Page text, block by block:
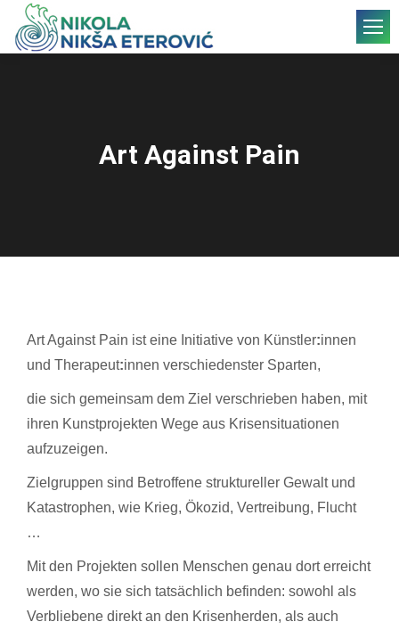
Art Against Pain
Art Against Pain ist eine Initiative von Künstler:innen
und Therapeut:innen verschiedenster Sparten,
die sich gemeinsam dem Ziel verschrieben haben, mit
ihren Kunstprojekten Wege aus Krisensituationen
aufzuzeigen.
Zielgruppen sind Betroffene struktureller Gewalt und
Katastrophen, wie Krieg, Ökozid, Vertreibung, Flucht
…
Mit den Projekten sollen Menschen genau dort erreicht
werden, wo sie sich tatsächlich befinden: sowohl als
Verbliebene direkt an den Krisenherden, als auch